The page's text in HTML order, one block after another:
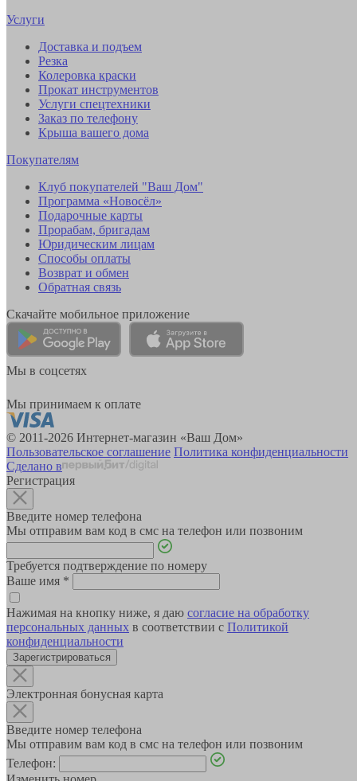
Услуги
Доставка и подъем
Резка
Колеровка краски
Прокат инструментов
Услуги спецтехники
Заказ по телефону
Крыша вашего дома
Покупателям
Клуб покупателей "Ваш Дом"
Программа «Новосёл»
Подарочные карты
Прорабам, бригадам
Юридическим лицам
Способы оплаты
Возврат и обмен
Обратная связь
Скачайте мобильное приложение
Мы в соцсетях
Мы принимаем к оплате
© 2011-2026 Интернет-магазин «Ваш Дом»
Пользовательское соглашение Политика конфиденциальности
Сделано в
Регистрация
Введите номер телефона
Мы отправим вам код в смс на телефон или позвоним
Требуется подтверждение по номеру
Ваше имя *
Нажимая на кнопку ниже, я даю согласие на обработку
персональных данных в соответствии с Политикой
конфиденциальности
Зарегистрироваться
Электронная бонусная карта
Введите номер телефона
Мы отправим вам код в смс на телефон или позвоним
Телефон: